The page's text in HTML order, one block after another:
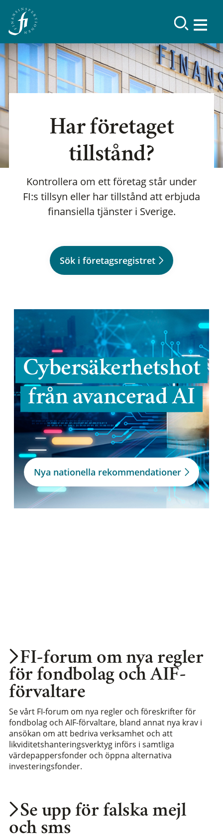
Har företaget
tillstånd?
Kontrollera om ett företag står under
FI:s tillsyn eller har tillstånd att erbjuda
finansiella tjänster i Sverige.
Sök i företagsregistret
Cybersäkerhetshot
från avancerad AI
Nya nationella rekommendationer
Se upp för falska mejl
och sms
FI-forum om nya regler
för fondbolag och AIF-
förvaltare
Se vårt FI-forum om nya regler och föreskrifter för
fondbolag och AIF-förvaltare, bland annat nya krav i
ansökan om att bedriva verksamhet och att
likviditetshanteringsverktyg införs i samtliga
värdepappersfonder och öppna alternativa
investeringsfonder.